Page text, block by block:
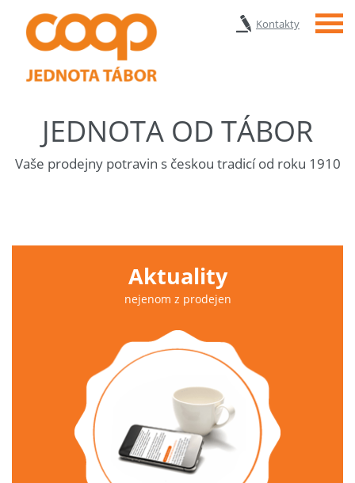
Kontakty Menu
JEDNOTA OD TÁBOR
Vaše prodejny potravin s českou tradicí od roku 1910
Aktuality
nejenom z prodejen